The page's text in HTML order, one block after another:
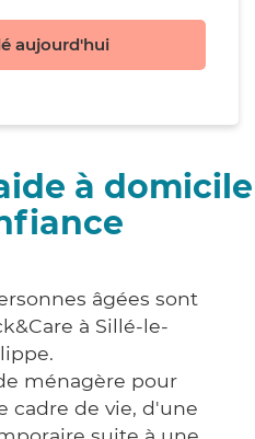
aujourd'hui
à domicile
âgées sont
à Sillé-le-
ménagère pour
cadre de vie, d'une